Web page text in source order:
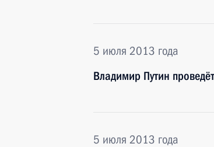
5 июля 2013 года
Владимир Путин
5 июля 2013 года